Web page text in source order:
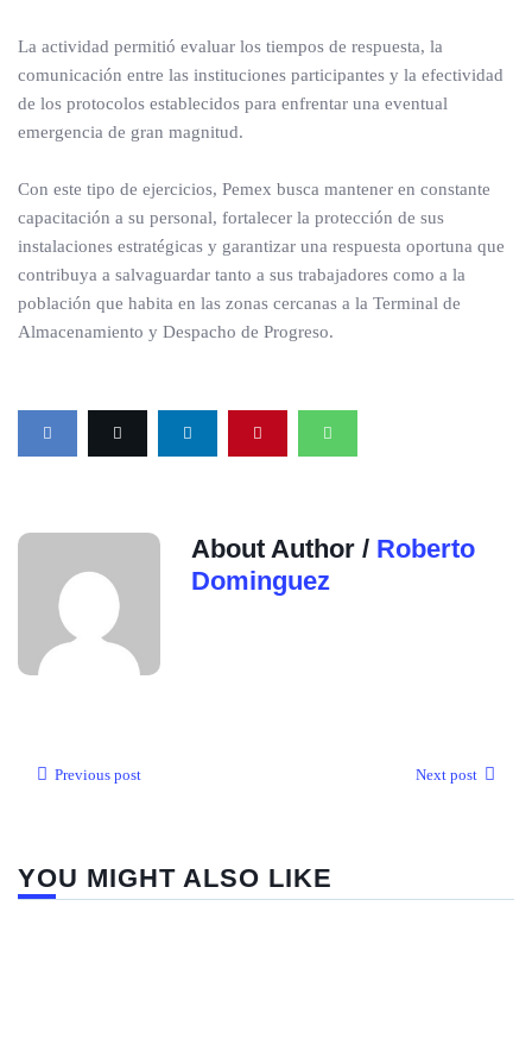
La actividad permitió evaluar los tiempos de respuesta, la
comunicación entre las instituciones participantes y la efectividad
de los protocolos establecidos para enfrentar una eventual
emergencia de gran magnitud.
Con este tipo de ejercicios, Pemex busca mantener en constante
capacitación a su personal, fortalecer la protección de sus
instalaciones estratégicas y garantizar una respuesta oportuna que
contribuya a salvaguardar tanto a sus trabajadores como a la
población que habita en las zonas cercanas a la Terminal de
Almacenamiento y Despacho de Progreso.
About Author / Roberto
Dominguez
Previous post Next post
YOU MIGHT ALSO LIKE